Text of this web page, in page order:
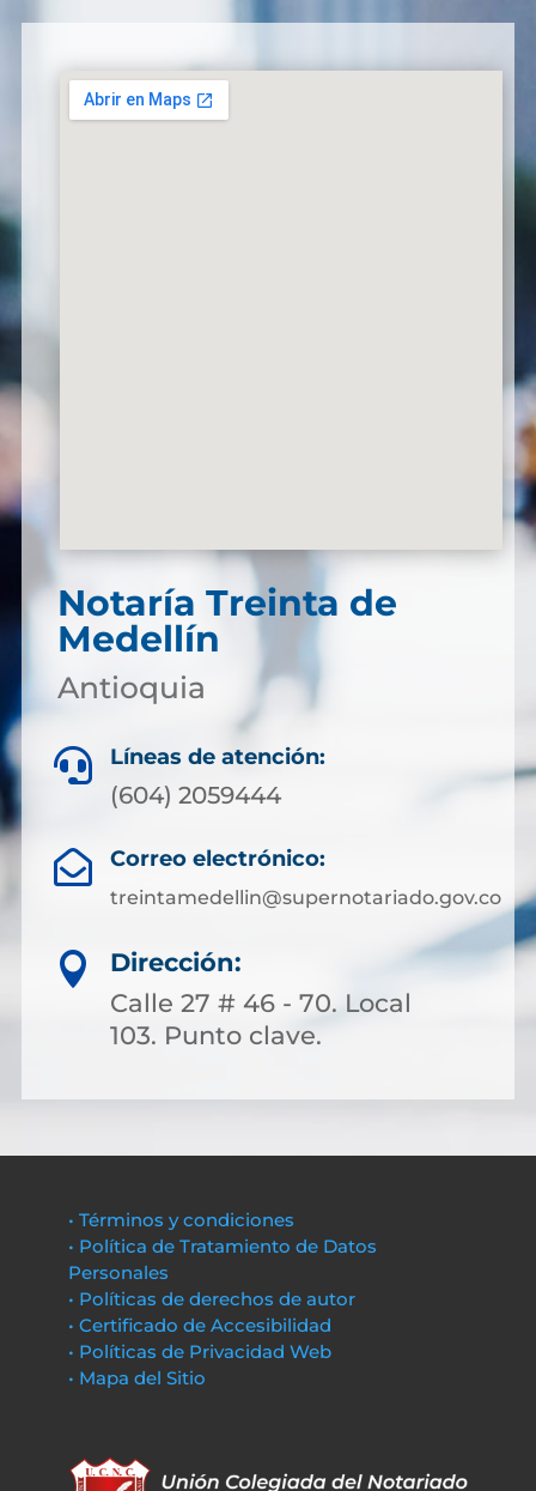
Notaría Treinta de
Medellín
Antioquia
 Líneas de atención:
(604) 2059444
 Correo electrónico:
treintamedellin@supernotariado.gov.co

Dirección:
Calle 27 # 46 - 70. Local
103. Punto clave.
• Términos y condiciones
• Política de Tratamiento de Datos
Personales
• Políticas de derechos de autor
• Certificado de Accesibilidad
• Políticas de Privacidad Web
• Mapa del Sitio